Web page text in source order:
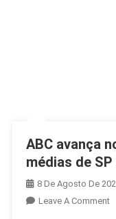
ABC avança
médias de SP
8 De Agosto De
Leave A CommentOn